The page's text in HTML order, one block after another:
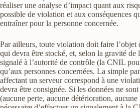
réaliser une analyse d’impact quant aux
possible de violation et aux conséquences
entraîner pour la personne concernée.
Par ailleurs, toute violation doit faire l’objet
qui devra être stocké, et, selon la gravité de
signalé à l’autorité de contrôle (la CNIL
qu’aux personnes concernées. La simple
affectant un serveur correspond à une
devra être consignée. Si les données ne
(aucune perte, aucune détérioration, aucune